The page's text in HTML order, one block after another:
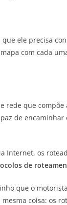
ele precisa
com cada
que compõe
de
Internet, os
de
que o
coisa: os